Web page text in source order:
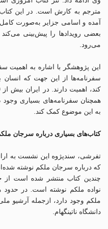
مترجم به کارش است. در این کتاب
آمده و اسامی جزایر به‌صورت کامل
بعضی رویدادها را پیش‌بینی می‌کند
می‌رود.
این پژوهشگر با اشاره به اهمیت
سفرنامه‌ها از این جهت که انسان
همچنان سفرنامه‌های بسیاری وجود
به این موضوع کمک کند.
کتاب‌های بسیاری درباره سرجان
تفرشی، سندپژوه این نشست به ارائه
که درباره سرجان ملکم نوشته
نواده ملکم نوشته است. در حدود
ملکم وجود دارد، ازجمله آرشیو ملی
دانشگاه ناتینگهام.